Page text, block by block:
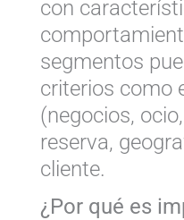
con
segmentos
criterios como
(negocios,
reserva,
cliente.
¿Por qué es